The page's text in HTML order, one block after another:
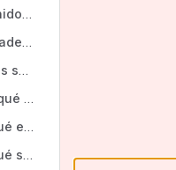
(ES) ENS - Contenido esquemático del ENS 2022
(ES) ENS - Novedades del ENS 2022
(ES) ENS - ¿Cuáles son los objetivos principales del ENS?
(ES) ENS - ¿Para qué sirven los principios básicos enunciados en el ENS?
(ES) ENS - ¿Por qué es necesario el ENS?
(ES) ENS - ¿Por qué se ha actualizado el ENS?